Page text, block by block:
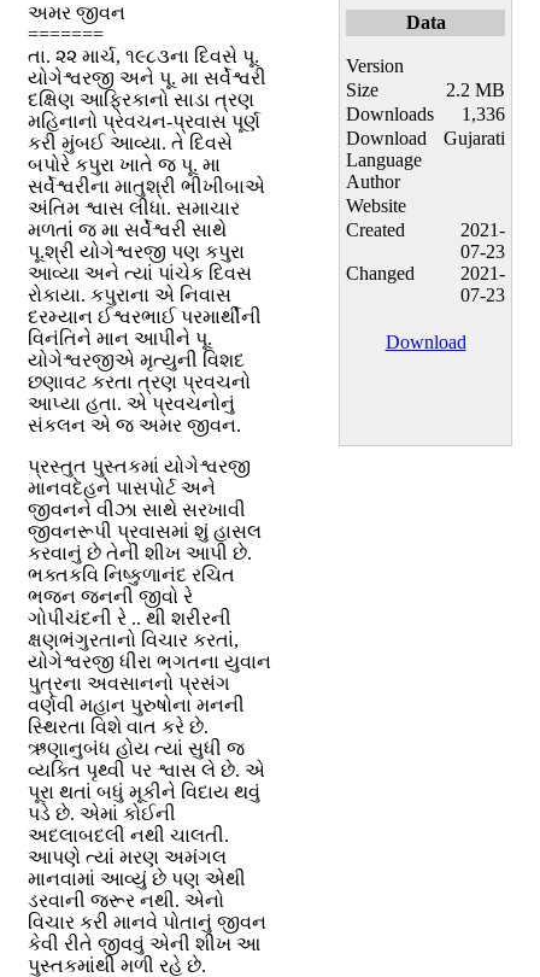
અમર જીવન
=======
તા. ૨૨ માર્ચ, ૧૯૮૩ના દિવસે પૂ.
યોગેશ્વરજી અને પૂ. મા સર્વેશ્વરી
દક્ષિણ આફ્રિકાનો સાડા ત્રણ
મહિનાનો પ્રવચન-પ્રવાસ પૂર્ણ
કરી મુંબઈ આવ્યા. તે દિવસે
બપોરે કપુરા ખાતે જ પૂ. મા
સર્વેશ્વરીના માતુશ્રી ભીખીબાએ
અંતિમ શ્વાસ લીધા. સમાચાર
મળતાં જ મા સર્વેશ્વરી સાથે
પૂ.શ્રી યોગેશ્વરજી પણ કપુરા
આવ્યા અને ત્યાં પાંચેક દિવસ
રોકાયા. કપુરાના એ નિવાસ
દરમ્યાન ઈશ્વરભાઈ પરમાર્થીની
વિનંતિને માન આપીને પૂ.
યોગેશ્વરજીએ મૃત્યુની વિશદ
છણાવટ કરતા ત્રણ પ્રવચનો
આપ્યા હતા. એ પ્રવચનોનું
સંકલન એ જ અમર જીવન.
પ્રસ્તુત પુસ્તકમાં યોગેશ્વરજી
માનવદેહને પાસપોર્ટ અને
જીવનને વીઝા સાથે સરખાવી
જીવનરૂપી પ્રવાસમાં શું હાસલ
કરવાનું છે તેની શીખ આપી છે.
ભક્તકવિ નિષ્કુળાનંદ રચિત
ભજન જનની જીવો રે
ગોપીચંદની રે .. થી શરીરની
ક્ષણભંગુરતાનો વિચાર કરતાં,
યોગેશ્વરજી ધીરા ભગતના યુવાન
પુત્રના અવસાનનો પ્રસંગ
વર્ણવી મહાન પુરુષોના મનની
સ્થિરતા વિશે વાત કરે છે.
ઋણાનુબંધ હોય ત્યાં સુધી જ
વ્યક્તિ પૃથ્વી પર શ્વાસ લે છે. એ
પૂરા થતાં બધું મૂકીને વિદાય થવું
પડે છે. એમાં કોઈની
અદલાબદલી નથી ચાલતી.
આપણે ત્યાં મરણ અમંગલ
માનવામાં આવ્યું છે પણ એથી
ડરવાની જરૂર નથી. એનો
વિચાર કરી માનવે પોતાનું જીવન
કેવી રીતે જીવવું એની શીખ આ
પુસ્તકમાંથી મળી રહે છે.
Data
Version
Size
2.2 MB
Downloads
1,336
Download
Language
Gujarati
Author
Website
Created
2021-
07-23
Changed
2021-
07-23
Download